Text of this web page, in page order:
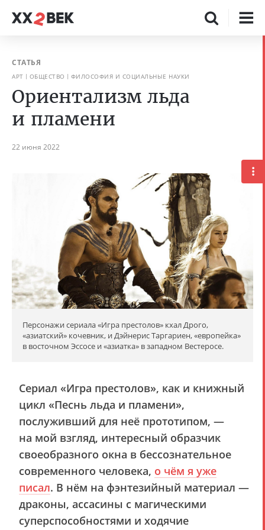
СТАТЬЯ
АРТ ОБЩЕСТВО ФИЛОСОФИЯ И СОЦИАЛЬНЫЕ НАУКИ
Ориентализм льда
и пламени
22 июня 2022
Персонажи сериала «Игра престолов» кхал Дрого,
«азиатский» кочевник, и Дэйнерис Таргариен, «европейка»
в восточном Эссосе и «азиатка» в западном Вестеросе.
Сериал «Игра престолов», как и книжный
цикл «Песнь льда и пламени»,
послуживший для неё прототипом, —
на мой взгляд, интересный образчик
своеобразного окна в бессознательное
современного человека, о чём я уже
писал. В нём на фэнтезийный материал —
драконы, ассасины с магическими
суперспособностями и ходячие